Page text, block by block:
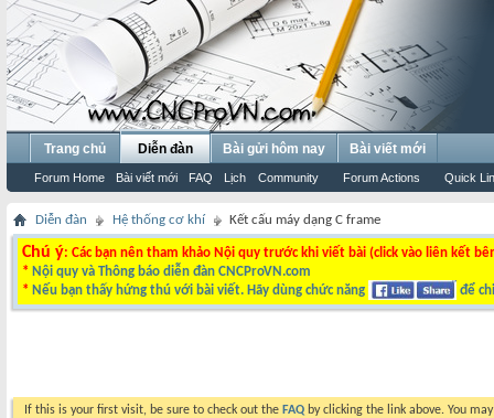
Trang chủ Diễn đàn
Forum Home Bài viết mới FAQ Lịch Community Forum Actions Quick
Bài gửi hôm nay Bài viết mới
Diễn đàn Hệ thống cơ khí Kết cấu máy dạng C frame
Chú ý: Các bạn nên tham khảo Nội quy trước khi viết bài (click vào liên kết
* Nội quy và Thông báo diễn đàn CNCProVN.com
* Nếu bạn thấy hứng thú với bài viết. Hãy dùng chức năng để
If this is your first visit, be sure to check out the FAQ by clicking the link above. You